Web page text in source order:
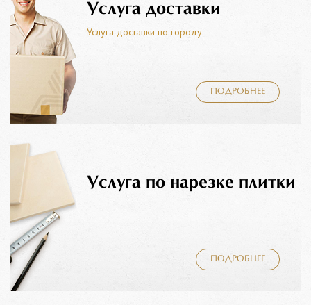
Услуга доставки
Услуга доставки по городу
ПОДРОБНЕЕ
Услуга по нарезке плитки
ПОДРОБНЕЕ